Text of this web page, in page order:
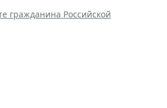
гражданина Российской